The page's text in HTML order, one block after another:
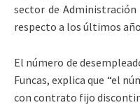
sector de
respecto a los últimos
El número de
Funcas, explica que “el
con contrato fijo